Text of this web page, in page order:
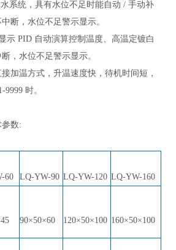
系统，具有水位不足时能自动 / 手动补
断，水位不足警示显示。
示 PID 自动演算控制温度、高温定镀白
，水位不足警示显示。
加温方式，升温速度快，待机时间短，
9999 时。
数:
60 LQ-YW-90 LQ-YW-120 LQ-YW-160
90×50×60 120×50×100 160×50×100